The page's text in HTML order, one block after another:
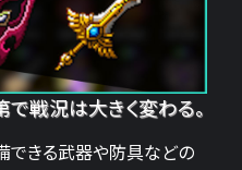
戦況は大きく変わる。
できる武器や防具などの